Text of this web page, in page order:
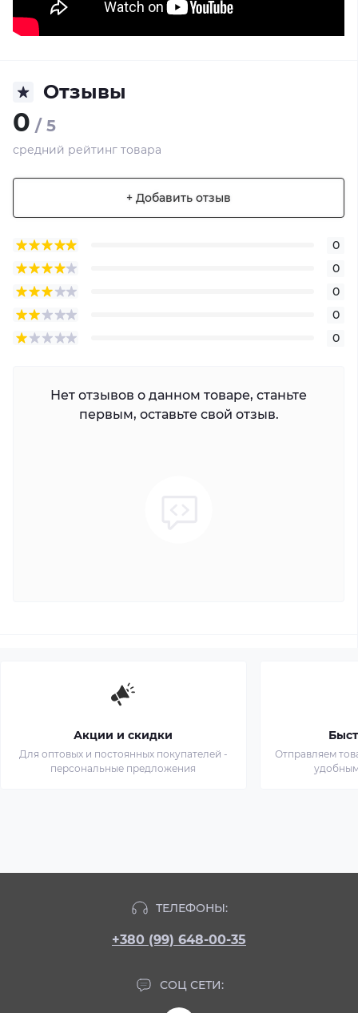
Отзывы
0 / 5
средний рейтинг товара
+ Добавить отзыв
0
0
0
0
0
Нет отзывов о данном товаре, станьте
первым, оставьте свой отзыв.
Акции и скидки
Для оптовых и постоянных покупателей -
персональные предложения
Отправляем
ТЕЛЕФОНЫ:
+380 (99) 648-00-35
СОЦ СЕТИ: